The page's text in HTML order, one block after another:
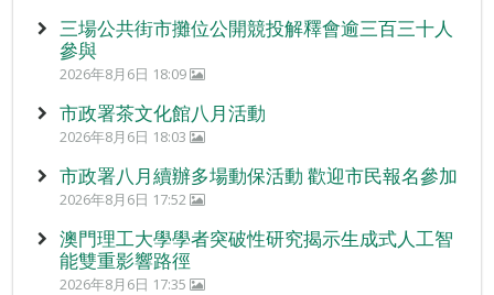
三場公共街市攤位公開競投解釋會逾三百三十人
參與
2026年8月6日 18:09
市政署茶文化館八月活動
2026年8月6日 18:03
市政署八月續辦多場動保活動 歡迎市民報名參加
2026年8月6日 17:52
澳門理工大學學者突破性研究揭示生成式人工智
能雙重影響路徑
2026年8月6日 17:35